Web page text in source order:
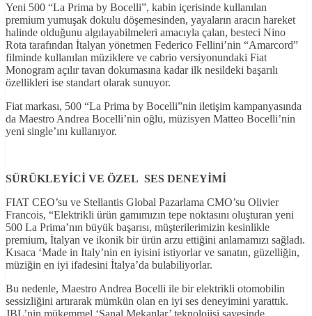
Yeni 500 “La Prima by Bocelli”, kabin içerisinde kullanılan
premium yumuşak dokulu döşemesinden, yayaların aracın hareket
halinde olduğunu algılayabilmeleri amacıyla çalan, besteci Nino
Rota tarafından İtalyan yönetmen Federico Fellini’nin “Amarcord”
filminde kullanılan müziklere ve cabrio versiyonundaki Fiat
Monogram açılır tavan dokumasına kadar ilk nesildeki başarılı
özellikleri ise standart olarak sunuyor.
Fiat markası, 500 “La Prima by Bocelli”nin iletişim kampanyasında
da Maestro Andrea Bocelli’nin oğlu, müzisyen Matteo Bocelli’nin
yeni single’ını kullanıyor.
SÜRÜKLEYİCİ VE ÖZEL SES DENEYİMİ
FIAT CEO’su ve Stellantis Global Pazarlama CMO’su Olivier
Francois, “Elektrikli ürün gamımızın tepe noktasını oluşturan yeni
500 La Prima’nın büyük başarısı, müşterilerimizin kesinlikle
premium, İtalyan ve ikonik bir ürün arzu ettiğini anlamamızı sağladı.
Kısaca ‘Made in Italy’nin en iyisini istiyorlar ve sanatın, güzelliğin,
müziğin en iyi ifadesini İtalya’da bulabiliyorlar.
Bu nedenle, Maestro Andrea Bocelli ile bir elektrikli otomobilin
sessizliğini artırarak mümkün olan en iyi ses deneyimini yarattık.
JBL’nin mükemmel ‘Sanal Mekanlar’ teknolojisi sayesinde